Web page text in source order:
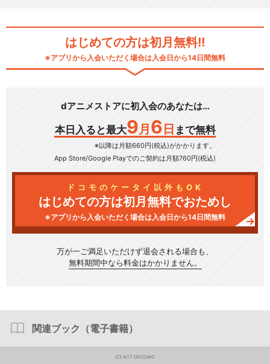
はじめての方は初月無料!!
※アプリから入会いただく場合は入会日から14日間無料
dアニメストアに初入会のあなたは…
本日入ると最大9 月 6 日 まで無料
※以降は月額660円(税込)がかかります。
App Store/Google Playでのご契約は月額760円(税込)
ドコモのケータイ以外もOK
はじめての方は初月無料でおためし
※アプリから入会いただく場合は入会日から14日間無料
万が一ご満足いただけず退会される場合も、
無料期間中なら料金はかかりません。
関連ブック（電子書籍）
(C) NTT DOCOMO